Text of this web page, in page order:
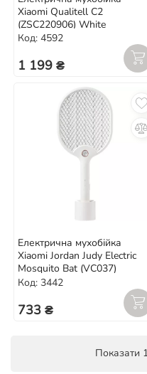
Xiaomi Qualitell C2
(ZSC220906) White
Код: 4592
1 199 ₴
Електрична мухобійка
Xiaomi Jordan Judy Electric
Mosquito Bat (VC037)
Код: 3442
733 ₴
Показати